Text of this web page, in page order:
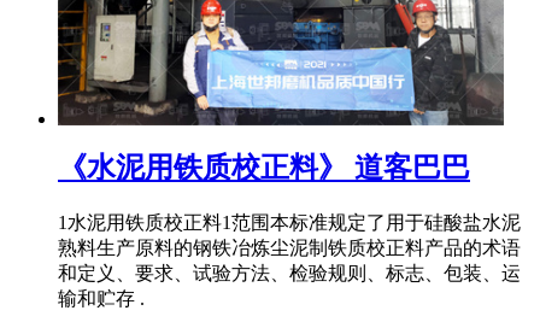
《水泥用铁质校正料》 道客巴巴
1水泥用铁质校正料1范围本标准规定了用于硅酸盐水泥
熟料生产原料的钢铁冶炼尘泥制铁质校正料产品的术语
和定义、要求、试验方法、检验规则、标志、包装、运
输和贮存 .